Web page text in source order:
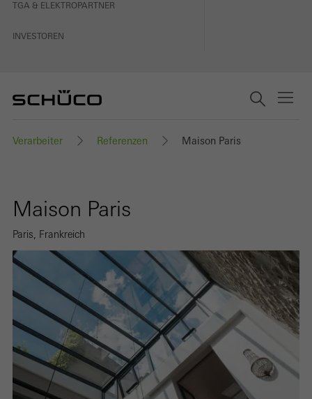
TGA & ELEKTROPARTNER
INVESTOREN
Verarbeiter Referenzen Maison Paris
Maison Paris
Paris, Frankreich